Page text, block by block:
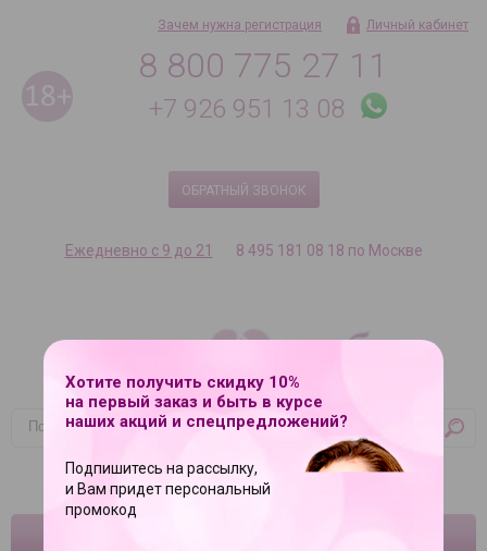
8 800 775 27 11
+7 926 951 13 08
ОБРАТНЫЙ ЗВОНОК
Зачем нужна регистрация Личный кабинет
Ежедневно с 9 до 21 8 495 181 08 18 по Москве
Ваша корзина пуста
Хотите получить скидку 10%
на первый заказ и быть в курсе
наших акций и спецпредложений?
Подпишитесь на рассылку,
и Вам придет персональный
промокод